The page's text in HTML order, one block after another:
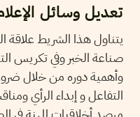
تعديل وسائل
يتناول هذا الشريط علاقة
صناعة الخبر وفي تكريس
وأهمية دوره من خلال
التفاعل و إبداء الرأي